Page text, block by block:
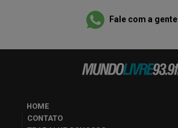
Fale com a gente
HOME
CONTATO